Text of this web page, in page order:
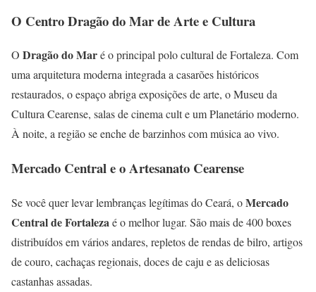
O Centro Dragão do Mar de Arte e Cultura
O Dragão do Maré o principal polo cultural de Fortaleza. Com
uma arquitetura moderna integrada a casarões históricos
restaurados, o espaço abriga exposições de arte, o Museu da
Cultura Cearense, salas de cinema cult e um Planetário moderno.
À noite, a região se enche de barzinhos com música ao vivo.
Mercado Central e o Artesanato Cearense
Se você quer levar lembranças legítimas do Ceará, oMercado
Central de Fortalezaé o melhor lugar. São mais de 400 boxes
distribuídos em vários andares, repletos de rendas de bilro, artigos
de couro, cachaças regionais, doces de caju e as deliciosas
castanhas assadas.